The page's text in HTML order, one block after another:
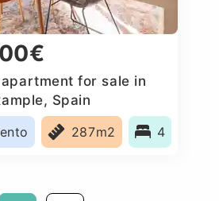
for sale in
Spain
287m2 4